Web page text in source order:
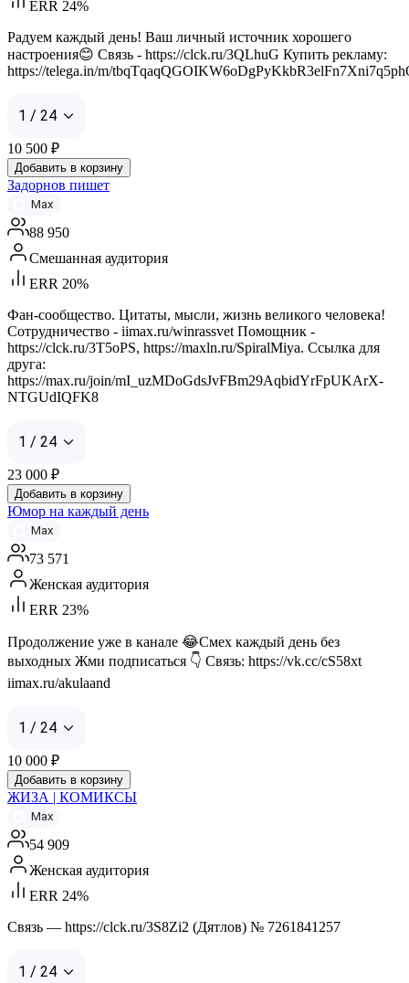
ERR 24%
Радуем каждый день! Ваш личный источник хорошего
настроения😊 Связь - https://clck.ru/3QLhuG Купить рекламу:
https://telega.in/m/
1 / 24
10 500 ₽
Добавить в корзину
Задорнов пишет
Max
88 950
Смешанная аудитория
ERR 20%
Фан-сообщество. Цитаты, мысли, жизнь великого человека!
Сотрудничество - iimax.ru/winrassvet Помощник -
https://clck.ru/3T5oPS, https://maxln.ru/SpiralMiya. Ссылка для
друга:
https://max.ru/join/mI_uzMDoGdsJvFBm29AqbidYrFpUKArX-
NTGUdIQFK8
1 / 24
23 000 ₽
Добавить в корзину
Юмор на каждый день
Max
73 571
Женская аудитория
ERR 23%
Продолжение уже в канале 😂Смех каждый день без
выходных Жми подписаться 👇 Связь: https://vk.cc/cS58xt
iimax.ru/akulaand
1 / 24
10 000 ₽
Добавить в корзину
ЖИЗА | КОМИКСЫ
Max
54 909
Женская аудитория
ERR 24%
Связь — https://clck.ru/3S8Zi2 (Дятлов) № 7261841257
1 / 24